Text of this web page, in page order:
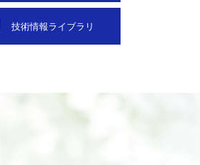
技術情報ライブラリ